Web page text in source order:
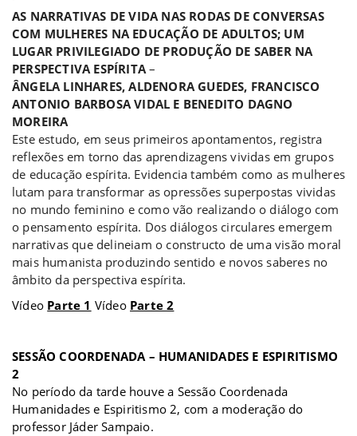
AS NARRATIVAS DE VIDA NAS RODAS DE CONVERSAS
COM MULHERES NA EDUCAÇÃO DE ADULTOS; UM
LUGAR PRIVILEGIADO DE PRODUÇÃO DE SABER NA
PERSPECTIVA ESPÍRITA–
ÂNGELA LINHARES, ALDENORA GUEDES, FRANCISCO
ANTONIO BARBOSA VIDAL E BENEDITO DAGNO
MOREIRA
Este estudo, em seus primeiros apontamentos, registra
reflexões em torno das aprendizagens vividas em grupos
de educação espírita. Evidencia também como as mulheres
lutam para transformar as opressões superpostas vividas
no mundo feminino e como vão realizando o diálogo com
o pensamento espírita. Dos diálogos circulares emergem
narrativas que delineiam o constructo de uma visão moral
mais humanista produzindo sentido e novos saberes no
âmbito da perspectiva espírita.
Vídeo Parte 1 Vídeo Parte 2
SESSÃO COORDENADA – HUMANIDADES E ESPIRITISMO
2
No período da tarde houve a Sessão Coordenada
Humanidades e Espiritismo 2, com a moderação do
professor Jáder Sampaio.